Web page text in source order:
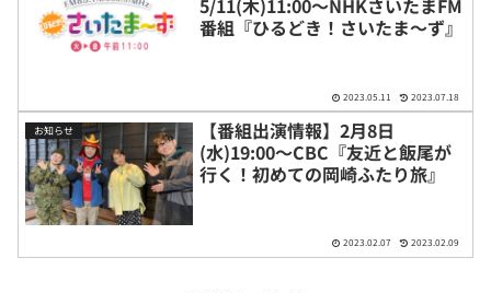
5/11(木)11:00〜NHKさいたまFM
番組『ひるどき！さいたま〜ず』
2023.05.11 2023.07.18
お知らせ
【番組出演情報】2月8日
(水)19:00〜CBC『友近と飯尾が
行く！初めての岡崎ふたり旅』
2023.02.07 2023.02.09